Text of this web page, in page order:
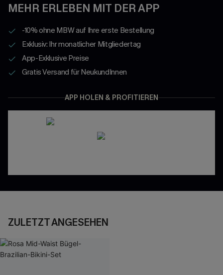
MEHR ERLEBEN MIT DER APP
-10% ohne MBW auf Ihre erste Bestellung
Exklusiv: Ihr monatlicher Mitgliedertag
App-Exklusive Preise
Gratis Versand für NeukundInnen
APP HOLEN & PROFITIEREN
ZULETZT ANGESEHEN